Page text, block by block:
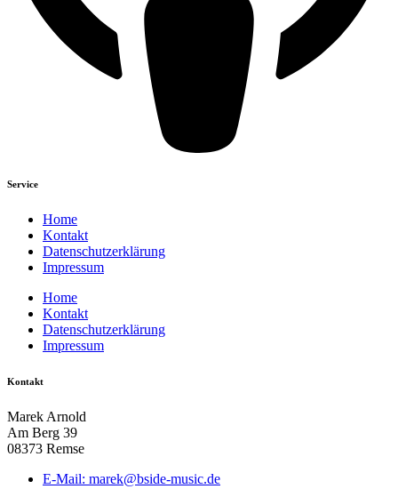
Service
Home
Kontakt
Datenschutzerklärung
Impressum
Home
Kontakt
Datenschutzerklärung
Impressum
Kontakt
Marek Arnold
Am Berg 39
08373 Remse
E-Mail: marek@bside-music.de